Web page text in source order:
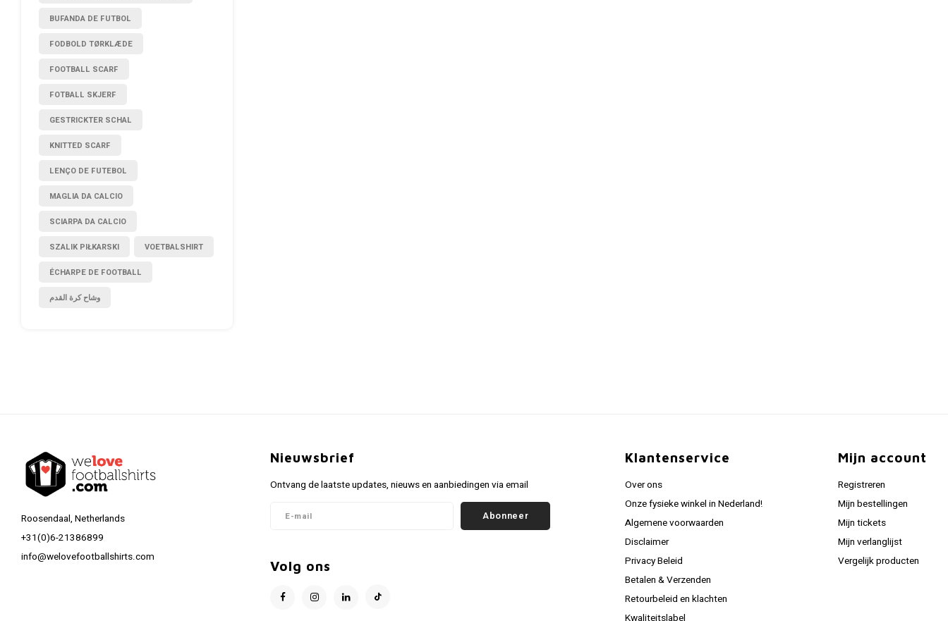
BUFANDA DE FUTBOL
FODBOLD TØRKLÆDE
FOOTBALL SCARF
FOTBALL SKJERF
GESTRICKTER SCHAL
KNITTED SCARF
LENÇO DE FUTEBOL
MAGLIA DA CALCIO
SCIARPA DA CALCIO
SZALIK PIŁKARSKI VOETBALSHIRT
ÉCHARPE DE FOOTBALL
وشاح كرة القدم
Roosendaal, Netherlands
+31(0)6-21386899
info@welovefootballshirts.com
Nieuwsbrief
Ontvang de laatste updates, nieuws en aanbiedingen via email
Abonneer
Volg ons
Klantenservice
Over ons
Onze fysieke winkel in Nederland!
Algemene voorwaarden
Disclaimer
Privacy Beleid
Betalen & Verzenden
Retourbeleid en klachten
Kwaliteitslabel
Mijn account
Registreren
Mijn bestellingen
Mijn tickets
Mijn verlanglijst
Vergelijk producten